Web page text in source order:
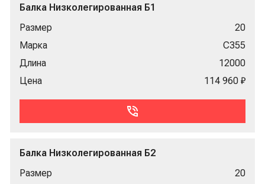
Балка Низколегированная Б1
Размер
20
Марка
С355
Длина
12000
Цена
114 960 ₽
Балка Низколегированная Б2
Размер
20